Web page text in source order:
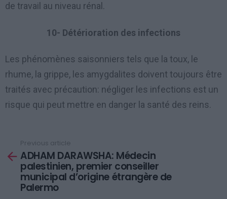
de travail au niveau rénal.
10- Détérioration des infections
Les phénomènes saisonniers tels que la toux, le
rhume, la grippe, les amygdalites doivent toujours être
traités avec précaution: négliger les infections est un
risque qui peut mettre en danger la santé des reins.
more
Previous article
ADHAM DARAWSHA: Médecin
palestinien, premier conseiller
municipal d’origine étrangère de
Palermo